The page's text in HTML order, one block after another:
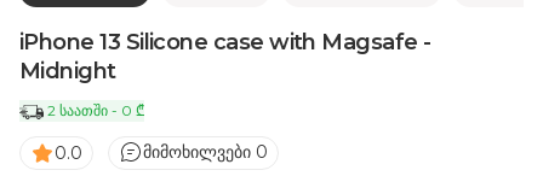
iPhone 13 Silicone case with Magsafe -
Midnight
2 საათში - 0 ₾
0.0 მიმოხილვები 0